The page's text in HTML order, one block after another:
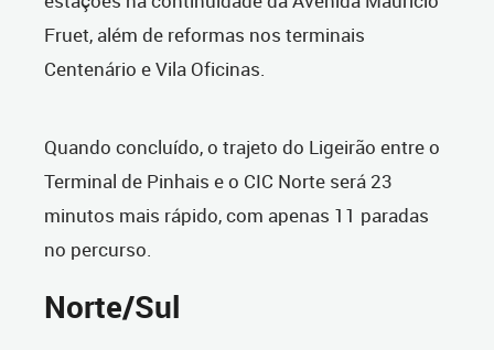
Fruet, além de reformas nos terminais
Centenário e Vila Oficinas.
Quando concluído, o trajeto do Ligeirão entre o
Terminal de Pinhais e o CIC Norte será 23
minutos mais rápido, com apenas 11 paradas
no percurso.
Norte/Sul